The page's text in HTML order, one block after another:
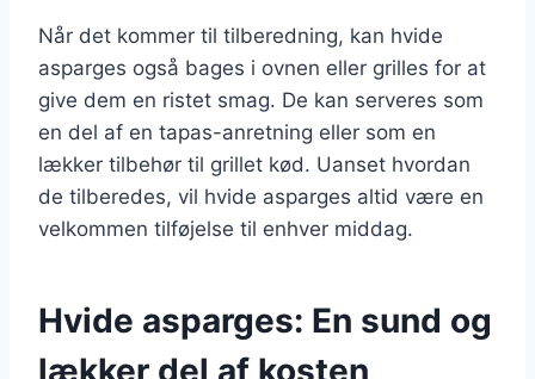
Når det kommer til tilberedning, kan hvide
asparges også bages i ovnen eller grilles for at
give dem en ristet smag. De kan serveres som
en del af en tapas-anretning eller som en
lækker tilbehør til grillet kød. Uanset hvordan
de tilberedes, vil hvide asparges altid være en
velkommen tilføjelse til enhver middag.
Hvide asparges: En sund og
lækker del af kosten